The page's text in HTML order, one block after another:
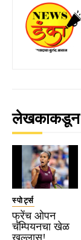
स्पोर्ट्स
फ्रेंच ओपन
चॅम्पियनचा खेळ